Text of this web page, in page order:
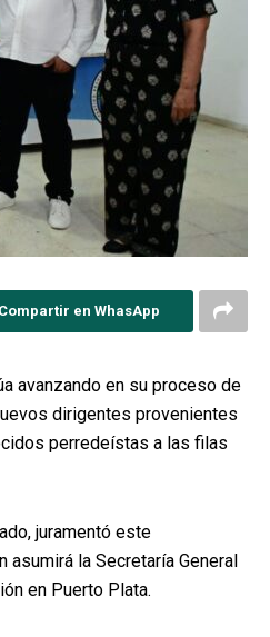
Compartir en WhasApp
avanzando en su proceso de
dirigentes provenientes
perredeístas a las filas
juramentó este
la Secretaría General
en Puerto Plata.